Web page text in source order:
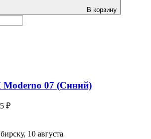
В корзину
Moderno 07 (Синий)
₽
10 августа